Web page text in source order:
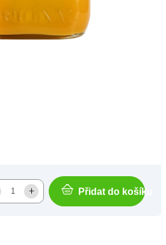
Přidat do košíku